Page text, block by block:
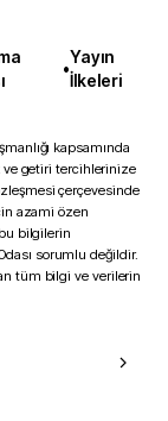
•
Yayın
İlkeleri
kapsamında
ve getiri tercihlerinize
çerçevesinde
azami özen
bilgilerin
sorumlu değildir.
tüm bilgi ve verilerin